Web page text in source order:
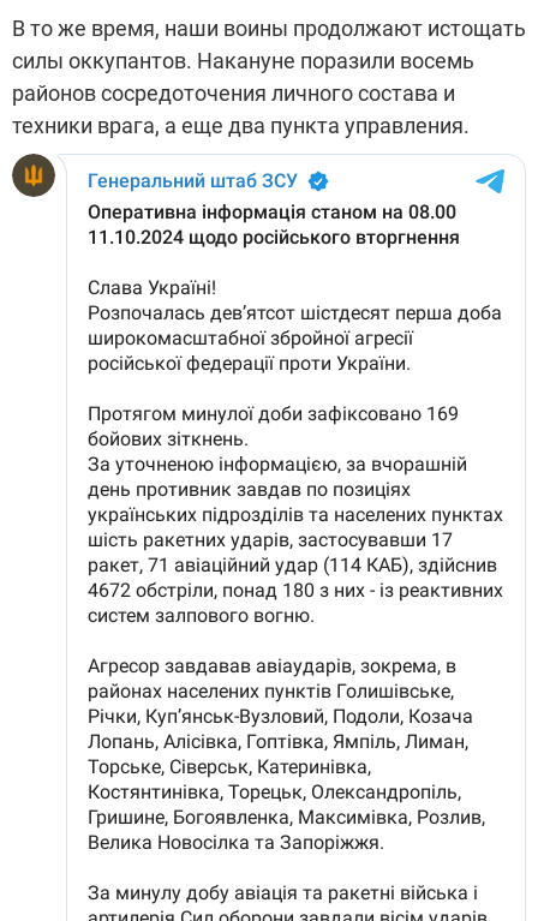
В то же время, наши воины продолжают истощать
силы оккупантов. Накануне поразили восемь
районов сосредоточения личного состава и
техники врага, а еще два пункта управления.